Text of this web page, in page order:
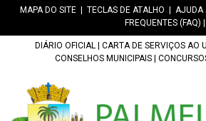
MAPA DO SITE TECLAS DE ATALHO
AJUDA
FREQUENTES (FAQ)
DIÁRIO OFICIAL CARTA DE SERVIÇOS AO
CONSELHOS MUNICIPAIS